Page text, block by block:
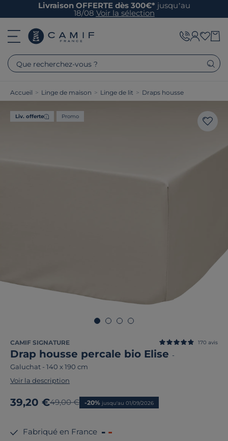
Livraison OFFERTE dès 300€* jusqu’au
18/08 Voir la sélection
Que recherchez-vous ?
Accueil > Linge de maison > Linge de lit > Draps housse
Liv. offerte Promo
CAMIF SIGNATURE
Drap housse percale bio Elise -
Galuchat - 140 x 190 cm
170 avis
Voir la description
Nouveau prix
39,20 €Ancien prix
49,00 € -20% jusqu'au 01/09/2026
Fabriqué en France